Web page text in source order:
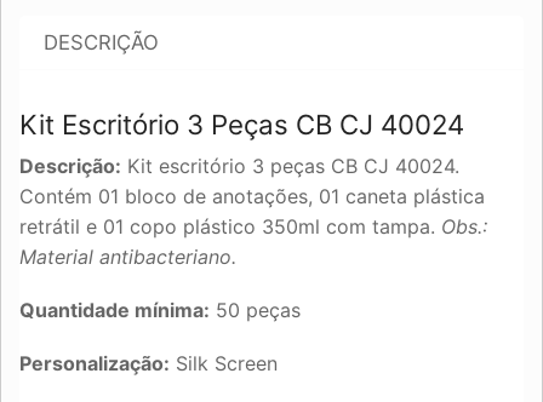
DESCRIÇÃO
Kit Escritório 3 Peças CB CJ 40024
Descrição: Kit escritório 3 peças CB CJ 40024.
Contém 01 bloco de anotações, 01 caneta plástica
retrátil e 01 copo plástico 350ml com tampa. Obs.:
Material antibacteriano.
Quantidade mínima: 50 peças
Personalização: Silk Screen